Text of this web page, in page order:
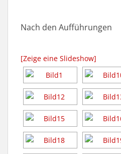
Nach den Aufführungen
[Zeige eine Slideshow]